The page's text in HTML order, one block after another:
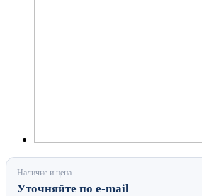
Наличие и цена
Уточняйте по e-mail